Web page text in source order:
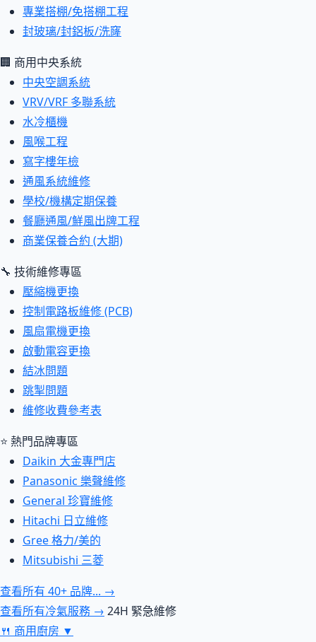
專業搭棚/免搭棚工程
封玻璃/封鋁板/洗窿
🏢 商用中央系統
中央空調系統
VRV/VRF 多聯系統
水冷櫃機
風喉工程
寫字樓年檢
通風系統維修
學校/機構定期保養
餐廳通風/鮮風出牌工程
商業保養合約 (大期)
🔧 技術維修專區
壓縮機更換
控制電路板維修 (PCB)
風扇電機更換
啟動電容更換
結冰問題
跳掣問題
維修收費參考表
⭐ 熱門品牌專區
Daikin 大金專門店
Panasonic 樂聲維修
General 珍寶維修
Hitachi 日立維修
Gree 格力/美的
Mitsubishi 三菱
查看所有 40+ 品牌... →
查看所有冷氣服務 → 24H 緊急維修
🍴 商用廚房 ▼